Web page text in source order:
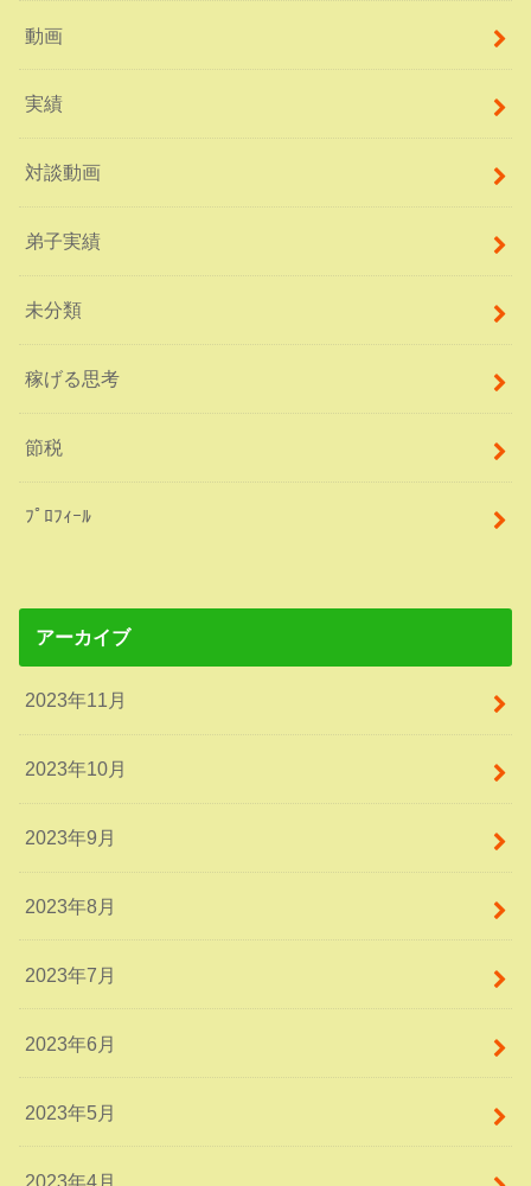
動画
実績
対談動画
弟子実績
未分類
稼げる思考
節税
ﾌﾟﾛﾌｨｰﾙ
アーカイブ
2023年11月
2023年10月
2023年9月
2023年8月
2023年7月
2023年6月
2023年5月
2023年4月